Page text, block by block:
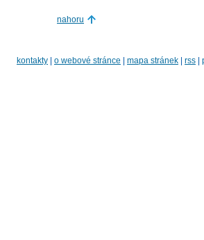
nahoru
kontakty | o webové stránce | mapa stránek | rss |